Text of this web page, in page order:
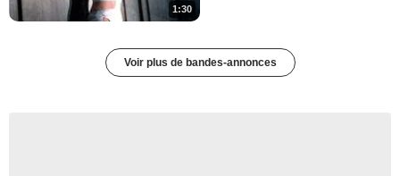
1:30
Voir plus de bandes-annonces